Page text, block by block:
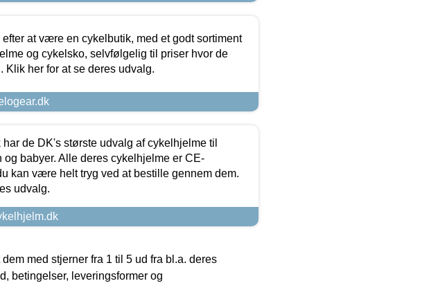
at være en cykelbutik, med et godt sortiment
og cykelsko, selvfølgelig til priser hvor de
Klik her for at se deres udvalg.
de DK's største udvalg af cykelhjelme til
babyer. Alle deres cykelhjelme er CE-
kan være helt tryg ved at bestille gennem dem.
udvalg.
med stjerner fra 1 til 5 ud fra bl.a. deres
betingelser, leveringsformer og